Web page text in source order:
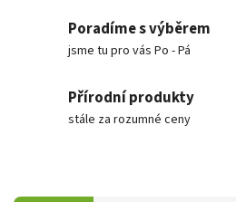
Poradíme s výběrem
jsme tu pro vás Po - Pá
Přírodní produkty
stále za rozumné ceny